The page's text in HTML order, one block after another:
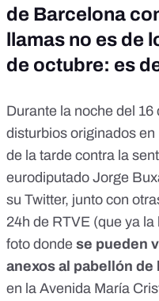
de Barcelona
llamas no es de
de octubre: es
Durante la noche del
disturbios originados
de la tarde contra la
eurodiputado Jorge
su Twitter, junto con
24h de RTVE (que ya
foto donde se pueden
anexos al pabellón de
en la Avenida María